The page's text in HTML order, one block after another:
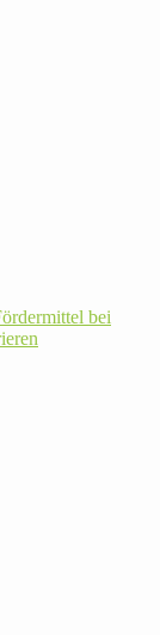
bei